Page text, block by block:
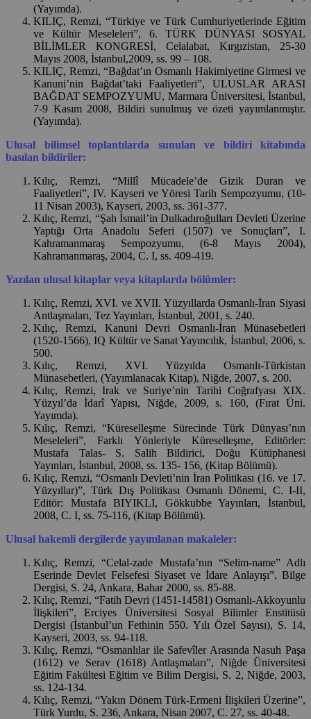
(Yayımda).
KILIÇ, Remzi, “Türkiye ve Türk Cumhuriyetlerinde Eğitim
ve Kültür Meseleleri”, 6. TÜRK DÜNYASI SOSYAL
BİLİMLER KONGRESİ, Celalabat, Kırgızistan, 25-30
Mayıs 2008, İstanbul,2009, ss. 99 – 108.
KILIÇ, Remzi, “Bağdat’ın Osmanlı Hakimiyetine Girmesi ve
Kanuni’nin Bağdat’taki Faaliyetleri”, ULUSLAR ARASI
BAĞDAT SEMPOZYUMU, Marmara Üniversitesi, İstanbul,
7-9 Kasım 2008, Bildiri sunulmuş ve özeti yayımlanmıştır.
(Yayımda).
Ulusal bilimsel toplantılarda sunulan ve bildiri kitabında
basılan bildiriler:
Kılıç, Remzi, “Millî Mücadele’de Gizik Duran ve
Faaliyetleri”, IV. Kayseri ve Yöresi Tarih Sempozyumu, (10-
11 Nisan 2003), Kayseri, 2003, ss. 361-377.
Kılıç, Remzi, “Şah İsmail’in Dulkadıroğulları Devleti Üzerine
Yaptığı Orta Anadolu Seferi (1507) ve Sonuçları”, I.
Kahramanmaraş Sempozyumu, (6-8 Mayıs 2004),
Kahramanmaraş, 2004, C. I, ss. 409-419.
Yazılan ulusal kitaplar veya kitaplarda bölümler:
Kılıç, Remzi, XVI. ve XVII. Yüzyıllarda Osmanlı-İran Siyasi
Antlaşmaları, Tez Yayınları, İstanbul, 2001, s. 240.
Kılıç, Remzi, Kanuni Devri Osmanlı-İran Münasebetleri
(1520-1566), IQ Kültür ve Sanat Yayıncılık, İstanbul, 2006, s.
500.
Kılıç, Remzi, XVI. Yüzyılda Osmanlı-Türkistan
Münasebetleri, (Yayımlanacak Kitap), Niğde, 2007, s. 200.
Kılıç, Remzi, Irak ve Suriye’nin Tarihi Coğrafyası XIX.
Yüzyıl’da İdarî Yapısı, Niğde, 2009, s. 160, (Fırat Üni.
Yayımda).
Kılıç, Remzi, “Küreselleşme Sürecinde Türk Dünyası’nın
Meseleleri”, Farklı Yönleriyle Küreselleşme, Editörler:
Mustafa Talas- S. Salih Bildirici, Doğu Kütüphanesi
Yayınları, İstanbul, 2008, ss. 135- 156, (Kitap Bölümü).
Kılıç, Remzi, “Osmanlı Devleti’nin İran Politikası (16. ve 17.
Yüzyıllar)”, Türk Dış Politikası Osmanlı Dönemi, C. I-II,
Editör: Mustafa BIYIKLI, Gökkubbe Yayınları, İstanbul,
2008, C. I, ss. 75-116, (Kitap Bölümü).
Ulusal hakemli dergilerde yayımlanan makaleler:
Kılıç, Remzi, “Celal-zade Mustafa’nın “Selim-name” Adlı
Eserinde Devlet Felsefesi Siyaset ve İdare Anlayışı”, Bilge
Dergisi, S. 24, Ankara, Bahar 2000, ss. 85-88.
Kılıç, Remzi, “Fatih Devri (1451-14581) Osmanlı-Akkoyunlu
İlişkileri”, Erciyes Üniversitesi Sosyal Bilimler Enstitüsü
Dergisi (İstanbul’un Fethinin 550. Yılı Özel Sayısı), S. 14,
Kayseri, 2003, ss. 94-118.
Kılıç, Remzi, “Osmanlılar ile Safevîler Arasında Nasuh Paşa
(1612) ve Serav (1618) Antlaşmaları”, Niğde Üniversitesi
Eğitim Fakültesi Eğitim ve Bilim Dergisi, S. 2, Niğde, 2003,
ss. 124-134.
Kılıç, Remzi, “Yakın Dönem Türk-Ermeni İlişkileri Üzerine”,
Türk Yurdu, S. 236, Ankara, Nisan 2007, C. 27, ss. 40-48.